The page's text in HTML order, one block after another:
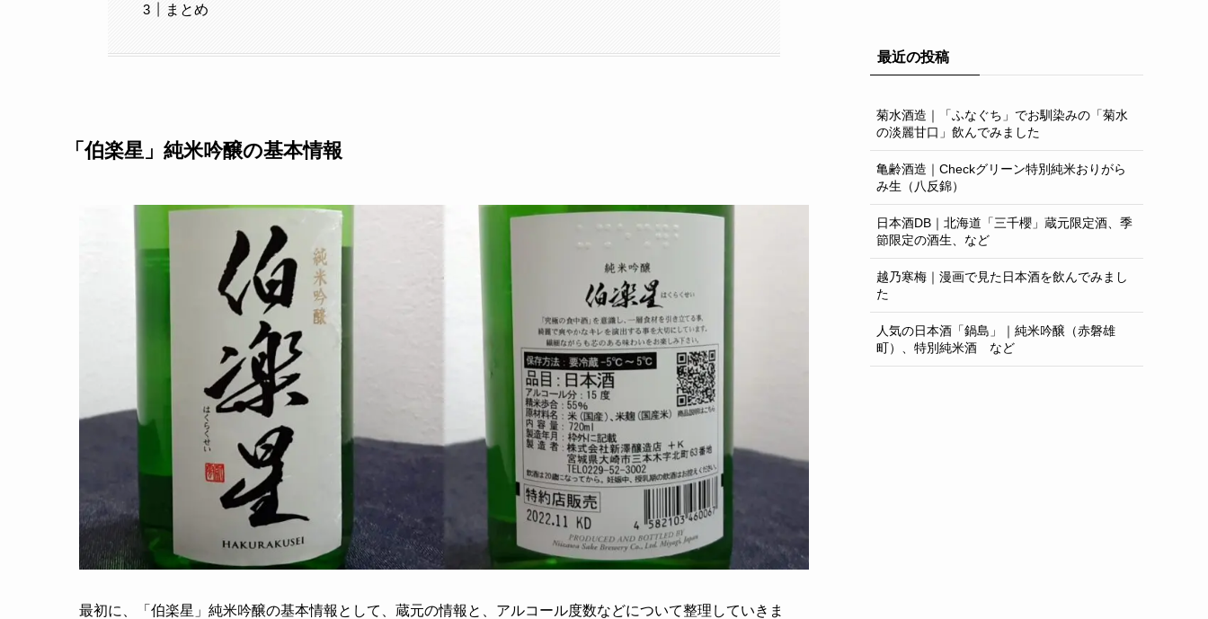
まとめ
「伯楽星」純米吟醸の基本情報
最初に、「伯楽星」純米吟醸の基本情報として、蔵元の情報と、アルコール度数などについて整理していきま
最近の投稿
菊水酒造｜「ふなぐち」でお馴染みの「菊水
の淡麗甘口」飲んでみました
亀齢酒造｜Checkグリーン特別純米おりがら
み生（八反錦）
日本酒DB｜北海道「三千櫻」蔵元限定酒、季
節限定の酒生、など
越乃寒梅｜漫画で見た日本酒を飲んでみまし
た
人気の日本酒「鍋島」｜純米吟醸（赤磐雄
町）、特別純米酒 など